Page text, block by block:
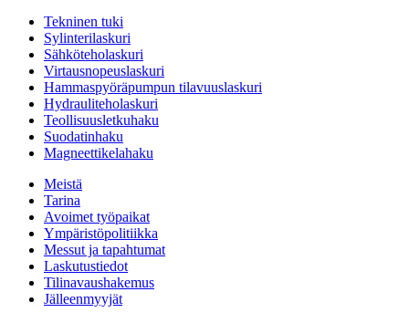
Tekninen tuki
Sylinterilaskuri
Sähköteholaskuri
Virtausnopeuslaskuri
Hammaspyöräpumpun tilavuuslaskuri
Hydrauliteholaskuri
Teollisuusletkuhaku
Suodatinhaku
Magneettikelahaku
Meistä
Tarina
Avoimet työpaikat
Ympäristöpolitiikka
Messut ja tapahtumat
Laskutustiedot
Tilinavaushakemus
Jälleenmyyjät